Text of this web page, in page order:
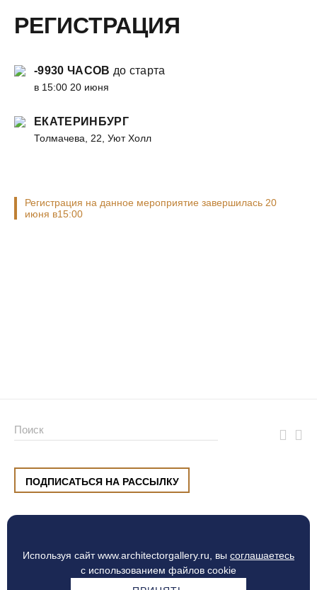
РЕГИСТРАЦИЯ
-9930 ЧАСОВ до старта
в 15:00 20 июня
ЕКАТЕРИНБУРГ
Толмачева, 22, Уют Холл
Регистрация на данное мероприятие завершилась 20
июня в15:00
Используя сайт www.architectorgallery.ru, вы соглашаетесь
с использованием файлов cookie
ПОДПИСАТЬСЯ НА РАССЫЛКУ
ул. Малышева, 8, Екатеринбург
Процесс оплаты